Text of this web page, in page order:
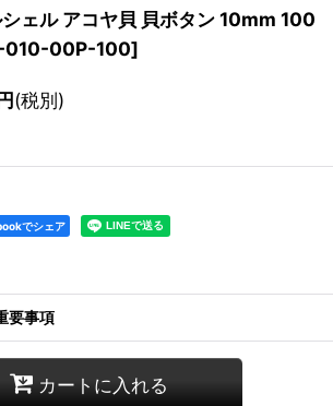
ェル アコヤ貝 貝ボタン 10mm 100
00P-100]
(税別)
でシェア
要事項
カートに入れる